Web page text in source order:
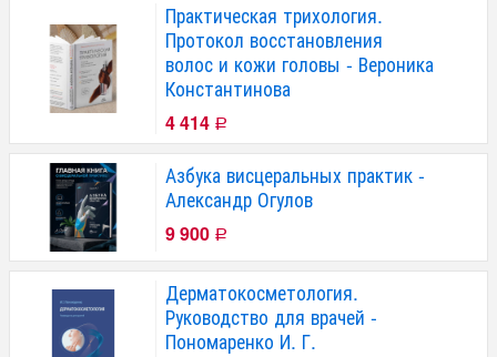
Практическая трихология.
Протокол восстановления
волос и кожи головы - Вероника
Константинова
4 414 Р
Азбука висцеральных практик -
Александр Огулов
9 900 Р
Дерматокосметология.
Руководство для врачей -
Пономаренко И. Г.